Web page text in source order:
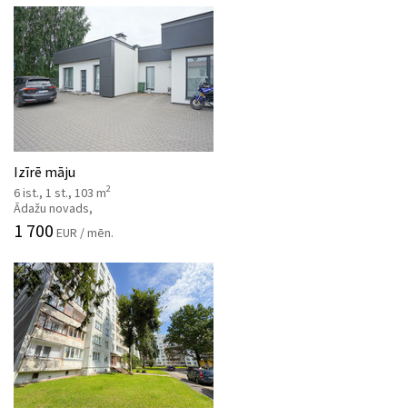
Pakalpojumi
Kontakti
Izīrē māju
6 ist., 1 st., 103 m2
Ādažu novads,
1 700 EUR / mēn.